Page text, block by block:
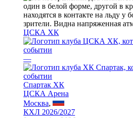
ЦСКА ХК
—
Спартак ХК
ЦСКА Арена
Москва,
КХЛ 2026/2027